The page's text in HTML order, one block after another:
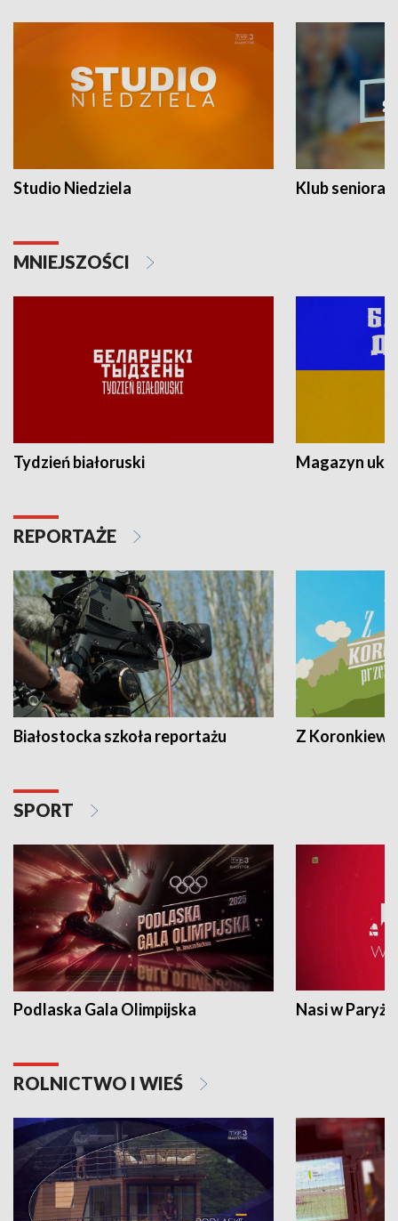
Studio Niedziela Klub seniora
MNIEJSZOŚCI
Tydzień białoruski Magazyn
REPORTAŻE
Białostocka szkoła reportażu Z
SPORT
Podlaska Gala Olimpijska Nasi w Paryżu
ROLNICTWO I WIEŚ